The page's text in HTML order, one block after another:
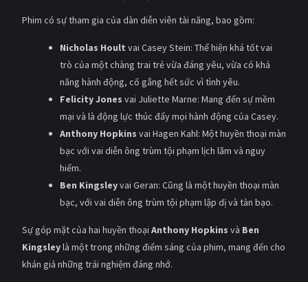
Phim có sự tham gia của dàn diễn viên tài năng, bao gồm:
Nicholas Hoult vai Casey Stein: Thể hiện khá tốt vai
trò của một chàng trai trẻ vừa đáng yêu, vừa có khả
năng hành động, cố gắng hết sức vì tình yêu.
Felicity Jones vai Juliette Marne: Mang đến sự mềm
mại và là động lực thúc đẩy mọi hành động của Casey.
Anthony Hopkins vai Hagen Kahl: Một huyền thoại màn
bạc với vai diễn ông trùm tội phạm lịch lãm và nguy
hiểm.
Ben Kingsleyvai Geran: Cũng là một huyền thoại màn
bạc, với vai diễn ông trùm tội phạm lập dị và tàn bạo.
Sự góp mặt của hai huyền thoại Anthony Hopkins và Ben
Kingsleylà một trong những điểm sáng của phim, mang đến cho
khán giả những trải nghiệm đáng nhớ.